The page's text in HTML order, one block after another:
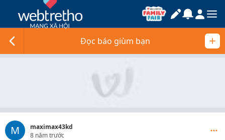
Đọc báo giùm bạn
M
maximax43kd
8 năm trước